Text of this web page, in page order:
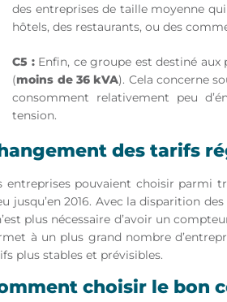
des entreprises de taille moyenne
hôtels, des restaurants, ou des
C5 :Enfin, ce groupe est destiné aux
(moins de 36 kVA). Cela concerne
consomment relativement peu
tension.
des tarifs
entreprises pouvaient choisir parmi
jusqu’en 2016. Avec la disparition
plus nécessaire d’avoir un
à un plus grand nombre
plus stables et prévisibles.
choisir le bon